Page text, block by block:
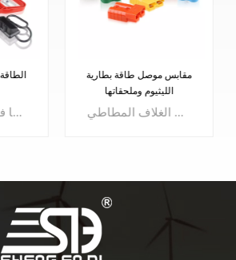
موصل بطارية ليثيوم بوليمر 350 أمبير 600 فولت. تم تصميم هذا الموصل بدقة باستخدام قالب حقن الكمبيوتر عالي الجودة، ويتميز بخصائص استثنائية تعيد تعريف المتانة والأداء.- غلاف مصبوب بحقن الكمبيوتر الممتاز: يتم تغليف الموصلات الخاصة بنا بمواد الكمبيوتر عالية المستوى، مما يضمن أداءً فائقًا في ظل ظروف مختلفة.- مرونة درجة الحرارة: تعمل بشكل لا تشوبه شائبة ضمن نطاق درجة حرارة يتراوح من -25 درجة مئوية إلى 125 درجة مئوية، وتحافظ موصلاتنا على كفاءتها في بيئات متنوعة.
مقابس موصل طاقة بطارية
الليثيوم وملحقاتها
يتم إدخال نفس اللون بغض النظر عن الذكور والإناث، ويتم استخدام قابس الطاقة الملحق في مناسبات مختلفة، والتيار المقدر 50 أمبير، والجهد المقدر 600 فولت، ويمكن اختيار مجموعة متنوعة من ألوان الغلاف المطاطي